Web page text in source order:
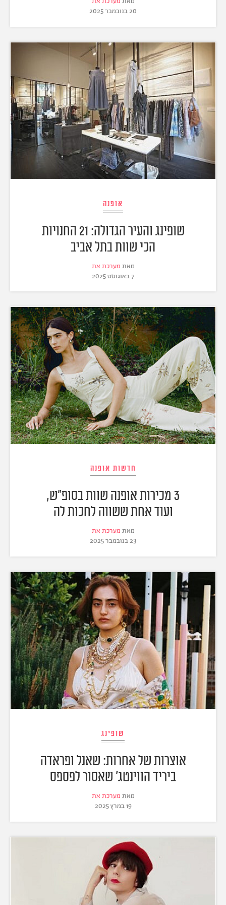
20 בנובמבר 2025
אופנה
שופינג והעיר הגדולה: 21 החנויות
הכי שוות בתל אביב
מאת מערכת את
7 באוגוסט 2025
חדשות אופנה
3 מכירות אופנה שוות בסופ"ש,
ועוד אחת ששווה לחכות לה
מאת מערכת את
23 בנובמבר 2025
שופינג
אוצרות של אחרות: שאנל ופראדה
ביריד הווינטג' שאסור לפספס
מאת מערכת את
19 במרץ 2025